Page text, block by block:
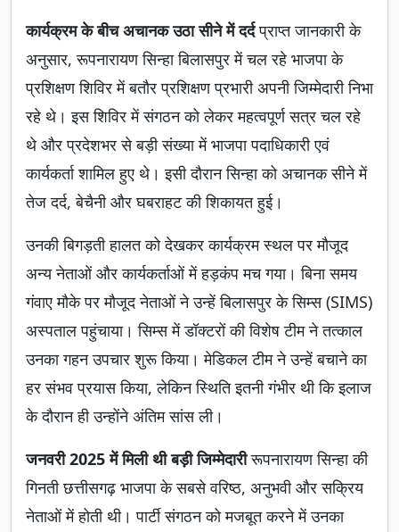
कार्यक्रम के बीच अचानक उठा सीने में दर्दप्राप्त जानकारी के
अनुसार, रूपनारायण सिन्हा बिलासपुर में चल रहे भाजपा के
प्रशिक्षण शिविर में बतौर प्रशिक्षण प्रभारी अपनी जिम्मेदारी निभा
रहे थे। इस शिविर में संगठन को लेकर महत्वपूर्ण सत्र चल रहे
थे और प्रदेशभर से बड़ी संख्या में भाजपा पदाधिकारी एवं
कार्यकर्ता शामिल हुए थे। इसी दौरान सिन्हा को अचानक सीने में
तेज दर्द, बेचैनी और घबराहट की शिकायत हुई।
उनकी बिगड़ती हालत को देखकर कार्यक्रम स्थल पर मौजूद
अन्य नेताओं और कार्यकर्ताओं में हड़कंप मच गया। बिना समय
गंवाए मौके पर मौजूद नेताओं ने उन्हें बिलासपुर के सिम्स (SIMS)
अस्पताल पहुंचाया। सिम्स में डॉक्टरों की विशेष टीम ने तत्काल
उनका गहन उपचार शुरू किया। मेडिकल टीम ने उन्हें बचाने का
हर संभव प्रयास किया, लेकिन स्थिति इतनी गंभीर थी कि इलाज
के दौरान ही उन्होंने अंतिम सांस ली।
जनवरी 2025 में मिली थी बड़ी जिम्मेदारीरूपनारायण सिन्हा की
गिनती छत्तीसगढ़ भाजपा के सबसे वरिष्ठ, अनुभवी और सक्रिय
नेताओं में होती थी। पार्टी संगठन को मजबूत करने में उनका